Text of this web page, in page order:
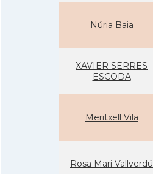
Núria Baia
XAVIER SERRES
ESCODA
Meritxell Vila
Rosa Mari Vallverdú